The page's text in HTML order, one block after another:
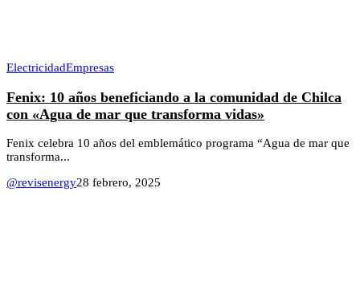
ElectricidadEmpresas
Fenix: 10 años beneficiando a la comunidad de Chilca
con «Agua de mar que transforma vidas»
Fenix celebra 10 años del emblemático programa “Agua de mar que
transforma...
@revisenergy28 febrero, 2025